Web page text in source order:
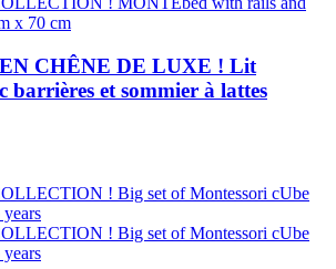
CHÊNE DE LUXE ! Lit
barrières et sommier à lattes